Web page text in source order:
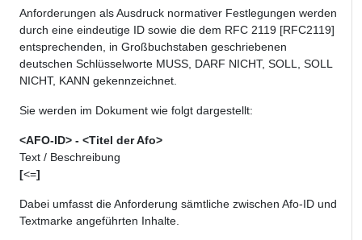
Anforderungen als Ausdruck normativer Festlegungen werden
durch eine eindeutige ID sowie die dem RFC 2119 [RFC2119]
entsprechenden, in Großbuchstaben geschriebenen
deutschen Schlüsselworte MUSS, DARF NICHT, SOLL, SOLL
NICHT, KANN gekennzeichnet.
Sie werden im Dokument wie folgt dargestellt:
<AFO-ID> - <Titel der Afo>
Text / Beschreibung
[<=]
Dabei umfasst die Anforderung sämtliche zwischen Afo-ID und
Textmarke angeführten Inhalte.